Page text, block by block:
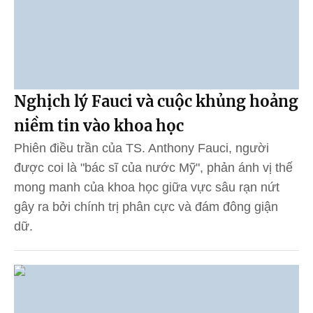
Nghịch lý Fauci và cuộc khủng hoảng
niềm tin vào khoa học
Phiên điều trần của TS. Anthony Fauci, người
được coi là "bác sĩ của nước Mỹ", phản ánh vị thế
mong manh của khoa học giữa vực sâu rạn nứt
gây ra bởi chính trị phân cực và đám đông giận
dữ.